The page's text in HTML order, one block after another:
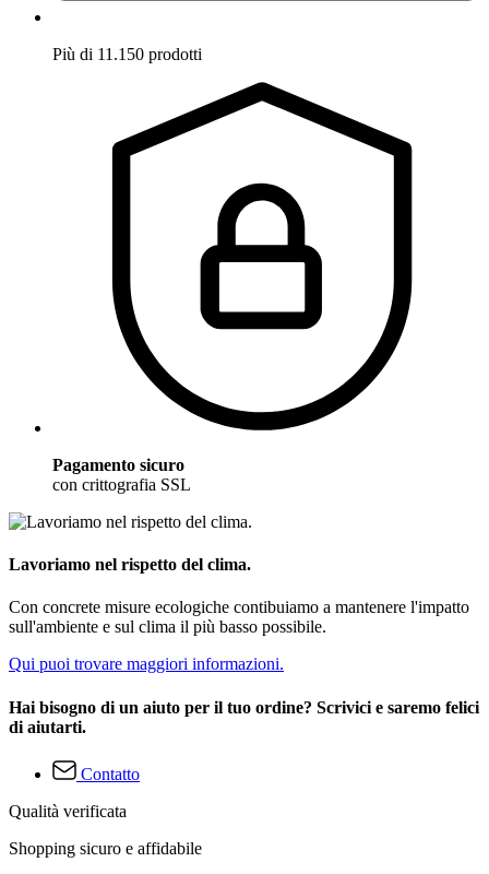
Più di 11.150 prodotti
Pagamento sicuro
con crittografia SSL
Lavoriamo nel rispetto del clima.
Con concrete misure ecologiche contibuiamo a mantenere l'impatto
sull'ambiente e sul clima il più basso possibile.
Qui puoi trovare maggiori informazioni.
Hai bisogno di un aiuto per il tuo ordine? Scrivici e saremo felici
di aiutarti.
Contatto
Qualità verificata
Shopping sicuro e affidabile